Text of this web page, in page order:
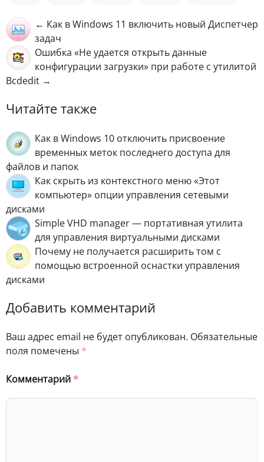
← Как в Windows 11 включить новый Диспетчер
задач
Ошибка «Не удается открыть данные
конфигурации загрузки» при работе с утилитой
Bcdedit →
Читайте также
Как в Windows 10 отключить присвоение
временных меток последнего доступа для
файлов и папок
Как скрыть из контекстного меню «Этот
компьютер» опции управления сетевыми
дисками
Simple VHD manager — портативная утилита
для управления виртуальными дисками
Почему не получается расширить том с
помощью встроенной оснастки управления
дисками
Добавить комментарий
Ваш адрес email не будет опубликован. Обязательные
поля помечены *
Комментарий*